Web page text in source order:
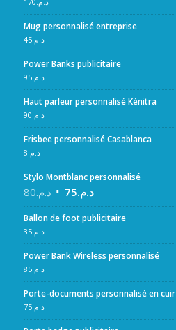
Mug personnalisé entreprise
د.م.45
Power Banks publicitaire
د.م.95
Haut parleur personnalisé Kénitra
د.م. 90
Frisbee personnalisé Casablanca
د.م. 8
Stylo Montblanc personnalisé
د.م.80 د.م.75
Ballon de foot publicitaire
د.م.35
Power Bank Wireless personnalisé
د.م.85
Porte-documents personnalisé en cuir
د.م.75